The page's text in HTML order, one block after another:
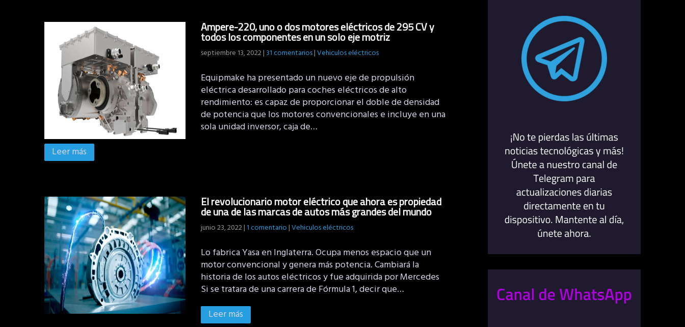
Ampere-220, uno o dos motores eléctricos de 295 CV y
todos los componentes en un solo eje motriz
septiembre 13, 2022| 31 comentarios|Vehiculos eléctricos
Equipmake ha presentado un nuevo eje de propulsión
eléctrica desarrollado para coches eléctricos de alto
rendimiento: es capaz de proporcionar el doble de densidad
de potencia que los motores convencionales e incluye en una
sola unidad inversor, caja de…
Leer más
El revolucionario motor eléctrico que ahora es propiedad
de una de las marcas de autos más grandes del mundo
junio 23, 2022|1 comentario|Vehiculos eléctricos
Lo fabrica Yasa en Inglaterra. Ocupa menos espacio que un
motor convencional y genera más potencia. Cambiará la
historia de los autos eléctricos y fue adquirida por Mercedes
Si se tratara de una carrera de Fórmula 1, decir que…
Leer más